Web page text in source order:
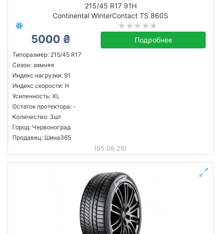
215/45 R17 91H
Continental WinterContact TS 860S
5000 ₴ Подробнее
Типоразмер: 215/45 R17
Сезон: зимняя
Индекс нагрузки: 91
Индекс скорости: H
Усиленность: XL
Остаток протектора: -
Количество: 3шт
Город: Червоноград
Продавец: Шина365
(05.08.26)